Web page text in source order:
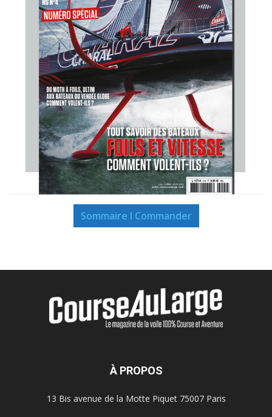
Sommaire I Commander
À PROPOS
13 Bis avenue de la Motte Piquet 75007 Paris